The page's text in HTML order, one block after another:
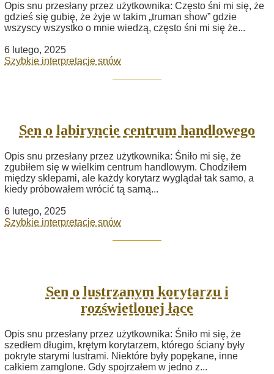
Opis snu przesłany przez użytkownika: Często śni mi się, że
gdzieś się gubię, że żyje w takim „truman show” gdzie
wszyscy wszystko o mnie wiedzą, często śni mi się że...
6 lutego, 2025
Szybkie interpretacje snów
Sen o labiryncie centrum handlowego
Opis snu przesłany przez użytkownika: Śniło mi się, że
zgubiłem się w wielkim centrum handlowym. Chodziłem
między sklepami, ale każdy korytarz wyglądał tak samo, a
kiedy próbowałem wrócić tą samą...
6 lutego, 2025
Szybkie interpretacje snów
Sen o lustrzanym korytarzu i
rozświetlonej łące
Opis snu przesłany przez użytkownika: Śniło mi się, że
szedłem długim, krętym korytarzem, którego ściany były
pokryte starymi lustrami. Niektóre były popękane, inne
całkiem zamglone. Gdy spojrzałem w jedno z...